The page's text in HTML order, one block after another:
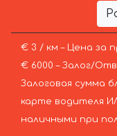
€ 3 / км – Цена за
€ 6000 – Залог/
Залоговая сумма
карте водителя
наличными при